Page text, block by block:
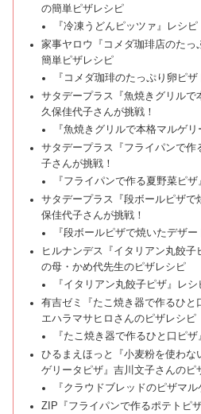
の簡単ピザレシピ
『冷凍うどんピッツァ』レシピ
家事ヤロウ『コメダ珈琲店のたっ
簡単ピザレシピ
『コメダ珈琲のたっぷり卵ピ
サタデープラス『魚焼きグリルで
久保佳代子さんが挑戦！
『魚焼きグリルで本格マルゲ
サタデープラス『フライパンで作
子さんが挑戦！
『フライパンで作る夏野菜ピ
サタデープラス『段ボールピザで
保佳代子さんが挑戦！
『段ボールピザで焼いたデザ
ヒルナンデス『イタリアン丸餃子
の母・かめ代先生のピザレシピ
『イタリアン丸餃子ピザ』レシ
有吉ゼミ『たこ焼き器で作るひと
エハラマサヒロさんのピザレシピ
『たこ焼き器で作るひと口ピ
ひるまえほっと『小麦粉を使わな
ゲリータピザ』吉川文子さんのピ
『クラウドブレッドのピザマ
ZIP『フライパンで作るポテトピ